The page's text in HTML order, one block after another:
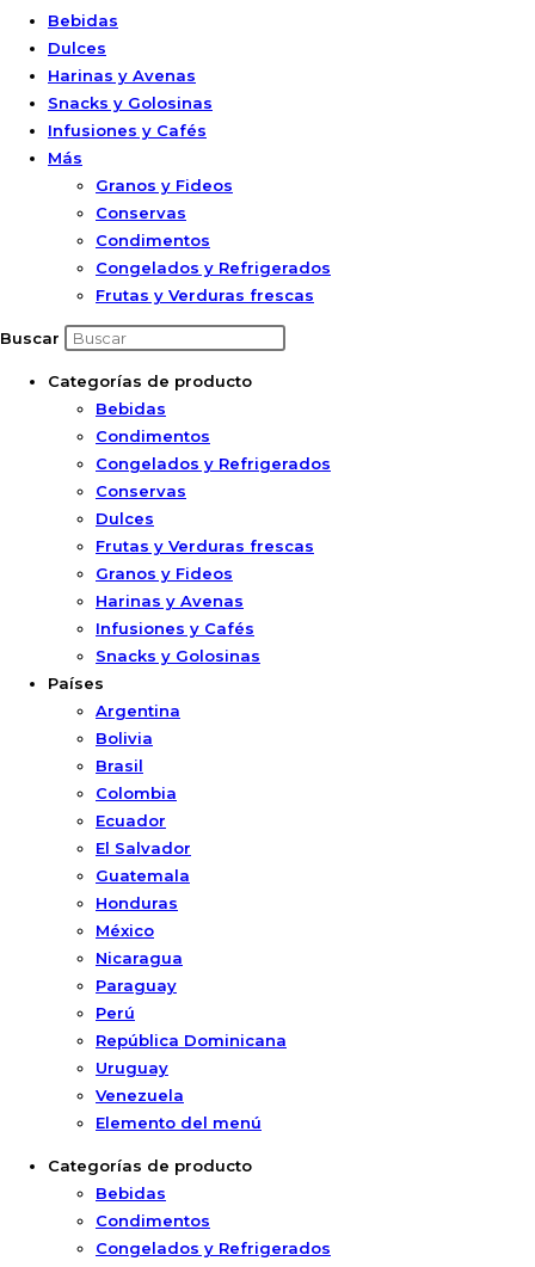
Bebidas
Dulces
Harinas y Avenas
Snacks y Golosinas
Infusiones y Cafés
Más
Granos y Fideos
Conservas
Condimentos
Congelados y Refrigerados
Frutas y Verduras frescas
Buscar
Categorías de producto
Bebidas
Condimentos
Congelados y Refrigerados
Conservas
Dulces
Frutas y Verduras frescas
Granos y Fideos
Harinas y Avenas
Infusiones y Cafés
Snacks y Golosinas
Países
Argentina
Bolivia
Brasil
Colombia
Ecuador
El Salvador
Guatemala
Honduras
México
Nicaragua
Paraguay
Perú
República Dominicana
Uruguay
Venezuela
Elemento del menú
Categorías de producto
Bebidas
Condimentos
Congelados y Refrigerados